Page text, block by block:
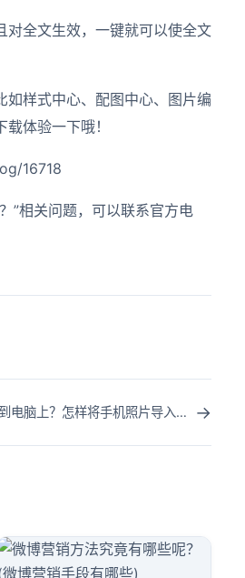
对全文生效，一键就可以使全文
如样式中心、配图中心、图片编
体验一下哦！
16718
”相关问题，可以联系官方电
手机怎么直接传图片到电脑上？怎样将手机照片导入电脑公众号后台中？ →